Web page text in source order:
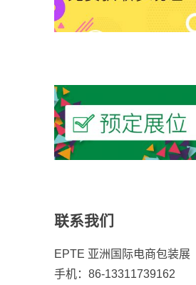
联系我们
EPTE 亚洲国际电商包装展
手机：86-13311739162